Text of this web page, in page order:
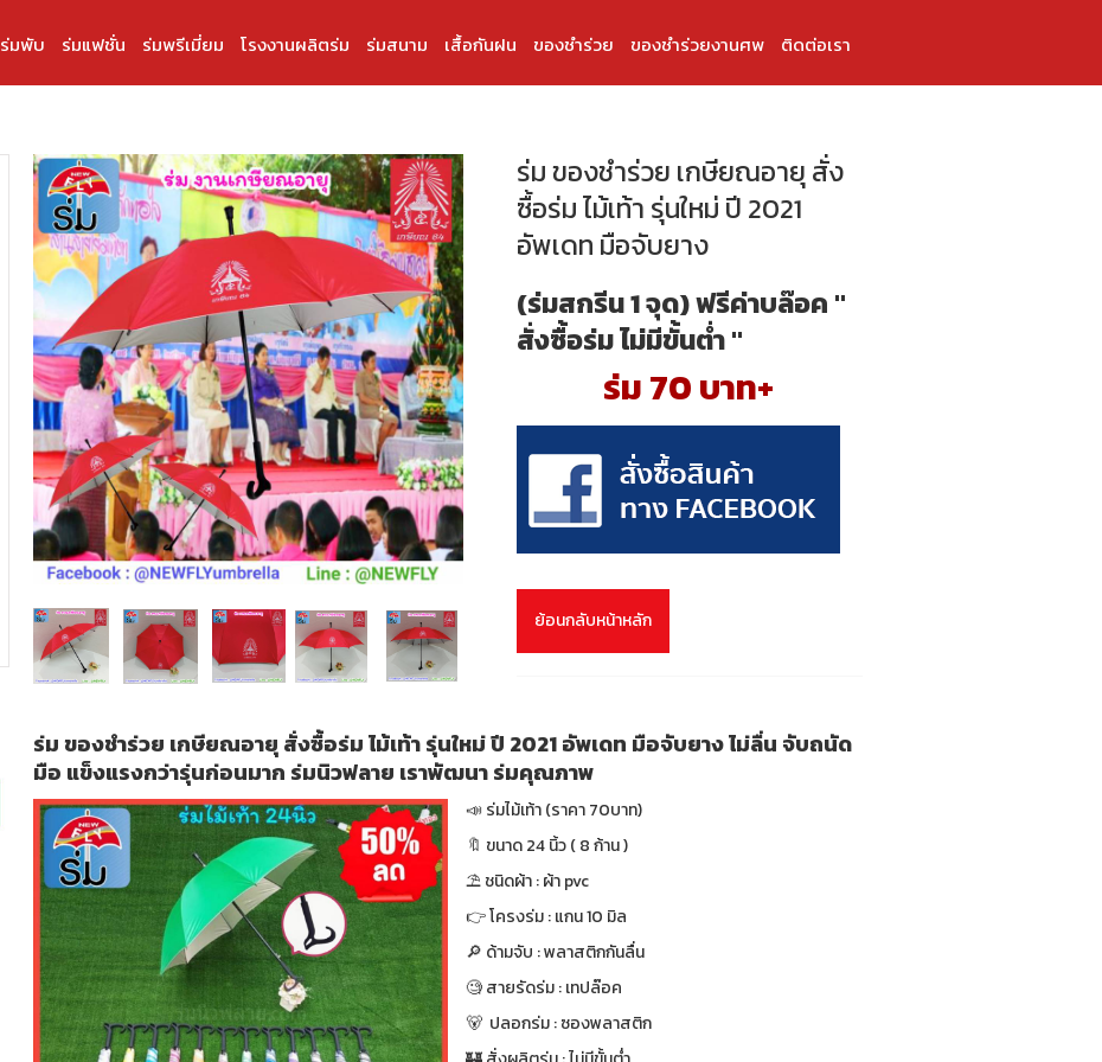
ร่มพับ ร่มแฟชั่น ร่มพรีเมี่ยม โรงงานผลิตร่ม ร่มสนาม เสื้อกันฝน ของชำร่วย ของชำร่วยงานศพ ติดต่อเรา
ร่ม ของชำร่วย เกษียณอายุ สั่ง
ซื้อร่ม ไม้เท้า รุ่นใหม่ ปี 2021
อัพเดท มือจับยาง
(ร่มสกรีน 1 จุด) ฟรีค่าบล๊อค "
สั่งซื้อร่ม ไม่มีขั้นต่ำ "
ร่ม 70 บาท+
ย้อนกลับหน้าหลัก
ร่ม ของชำร่วย เกษียณอายุ สั่งซื้อร่ม ไม้เท้า รุ่นใหม่ ปี 2021 อัพเดท มือจับยาง ไม่ลื่น จับถนัด
มือ แข็งแรงกว่ารุ่นก่อนมาก ร่มนิวฟลาย เราพัฒนา ร่มคุณภาพ
📣 ร่มไม้เท้า (ราคา 70บาท)
🔖 ขนาด 24 นิ้ว ( 8 ก้าน )
⛱ ชนิดผ้า : ผ้า pvc
👉 โครงร่ม : แกน 10 มิล
🔎 ด้ามจับ : พลาสติกกันลื่น
🧐 สายรัดร่ม : เทปล๊อค
🐻 ปลอกร่ม : ซองพลาสติก